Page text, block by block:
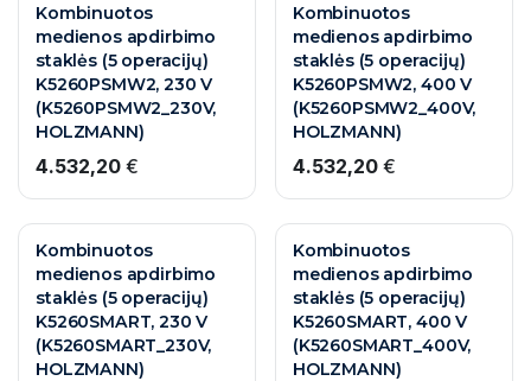
Kombinuotos
medienos apdirbimo
staklės (5 operacijų)
K5260PSMW2, 230 V
(K5260PSMW2_230V,
HOLZMANN)
4.532,20 €
Kombinuotos
medienos apdirbimo
staklės (5 operacijų)
K5260PSMW2, 400 V
(K5260PSMW2_400V,
HOLZMANN)
4.532,20€
Kombinuotos
medienos apdirbimo
staklės (5 operacijų)
K5260SMART, 230 V
(K5260SMART_230V,
HOLZMANN)
Kombinuotos
medienos apdirbimo
staklės (5 operacijų)
K5260SMART, 400 V
(K5260SMART_400V,
HOLZMANN)